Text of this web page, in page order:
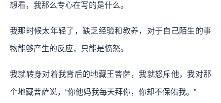
想看，我那么专心在写的是什么。
我那时候太年轻了，缺乏经验和教养，对于自己陌生的事
物能够产生的反应，只能是愤怒。
我就转身对着我背后的地藏王菩萨，我就怒斥他，我对那
个地藏菩萨说，“你他妈我每天拜你，你却不保佑我。”